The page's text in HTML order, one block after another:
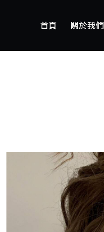
首頁 關於我們